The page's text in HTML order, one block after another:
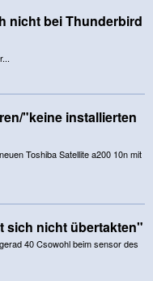
nicht bei Thunderbird
"keine installierten
Toshiba Satellite a200 10n mit
sich nicht übertakten"
40 Csowohl beim sensor des